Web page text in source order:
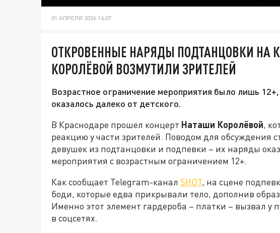
01 АПРЕЛЯ 2026 14:07
ОТКРОВЕННЫЕ НАРЯДЫ ПОДТАНЦОВКИ НА
КОРОЛЁВОЙ ВОЗМУТИЛИ ЗРИТЕЛЕЙ
Возрастное ограничение мероприятия было лишь
оказалось далеко от детского.
В Краснодаре прошел концерт Наташи Королёвой,
реакцию у части зрителей. Поводом для обсуждения
девушек из подтанцовки и подпевки – их наряды
мероприятия с возрастным ограничением 12+.
Как сообщает Telegram-канал SHOT, на сцене
боди, которые едва прикрывали тело, дополнив
Именно этот элемент гардероба – платки – вызвал
в соцсетях.